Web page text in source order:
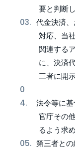
要と判断
代金決済
対応、当
関連する
に、決済
三者に開
法令等に
官庁その
るよう求
第三者と